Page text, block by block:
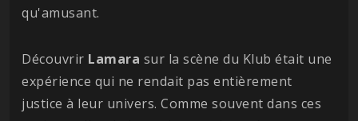
qu'amusant.
Découvrir Lamara sur la scène du Klub était une
expérience qui ne rendait pas entièrement
justice à leur univers. Comme souvent dans ces